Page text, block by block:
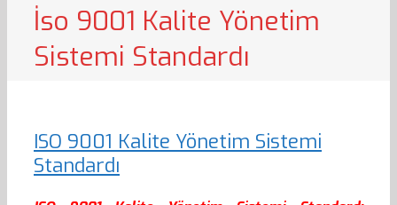
İso 9001 Kalite Yönetim
Sistemi Standardı
ISO 9001 Kalite Yönetim Sistemi
Standardı